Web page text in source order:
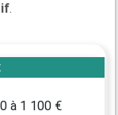
.
à 1 100 €